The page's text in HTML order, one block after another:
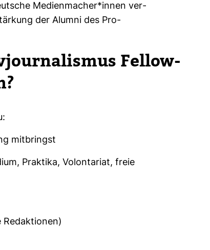
Medi­en­ma­cher*innen ver­
der Alumni des Pro­
Fel­low­
mitbringst
Praktika, Volontariat, freie